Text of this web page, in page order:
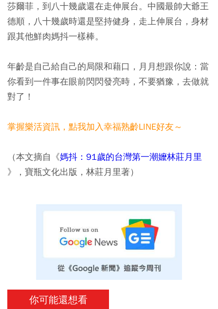
莎爾菲，到八十幾歲還在走伸展台。中國最帥大爺王
德順，八十幾歲時還是堅持健身，走上伸展台，身材
跟其他鮮肉媽抖一樣棒。
年齡是自己給自己的局限和藉口，月月想跟你說：當
你看到一件事在眼前閃閃發亮時，不要猶豫，去做就
對了！
掌握樂活資訊， 點我加入幸福熟齡LINE好友～
（本文摘自《媽抖：91歲的台灣第一潮嬤林莊月里
》，寶瓶文化出版，林莊月里著）
你可能還想看